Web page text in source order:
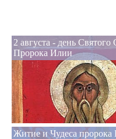
2 августа - день Святого
Пророка Илии
Житие и Чудеса